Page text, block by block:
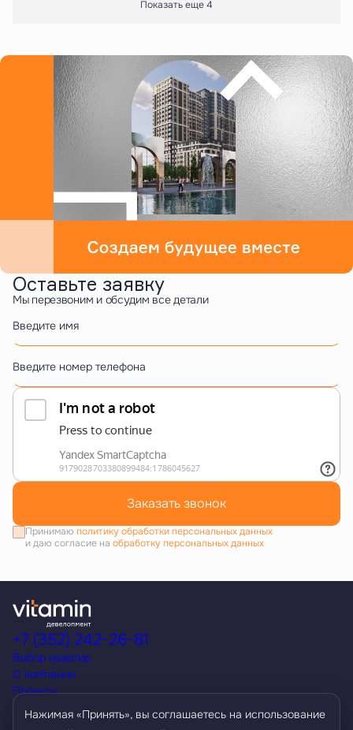
Показать еще 4
Оставьте заявку
Мы перезвоним и обсудим все детали
Введите имя
Введите номер телефона
Заказать звонок
Принимаю политику обработки персональных данных
и даю согласие на обработку персональных данных
Выбор квартир
О компании
Проекты
Акции
Способы покупки
+7 (352) 242-26-81
Нажимая «Принять», вы соглашаетесь на использование